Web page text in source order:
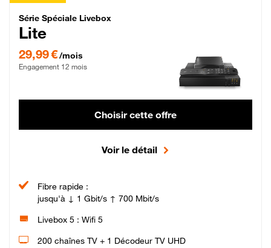
Série Spéciale Livebox Lite Fibre
Série Spéciale Livebox
Lite
29,99 €/mois
Engagement 12 mois
Choisir cette offre
Voir le détail
Fibre rapide :
jusqu'à ↓ 1 Gbit/s ↑ 700 Mbit/s
Livebox 5 : Wifi 5
200 chaînes TV + 1 Décodeur TV UHD